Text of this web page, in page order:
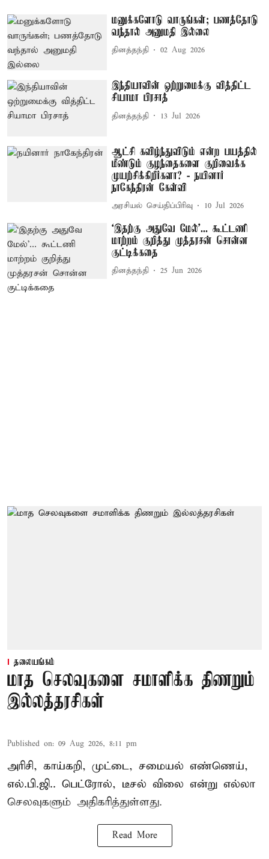
மனுக்களோடு வாருங்கள்; பணத்தோடு
வந்தால் அனுமதி இல்லை
தினத்தந்தி 02 Aug 2026
இந்தியாவின் ஒற்றுமைக்கு வித்திட்ட
சியாமா பிரசாத்
தினத்தந்தி 13 Jul 2026
ஆட்சி கவிழ்ந்துவிடும் என்ற பயத்தில்
மீண்டும் குழந்தைகளை குறிவைக்க
முயற்சிக்கிறீர்களா? - நயினார்
நாகேந்திரன் கேள்வி
அரசியல் செய்திப்பிரிவு 10 Jul 2026
‘இதற்கு அதுவே மேல்’... கூட்டணி
மாற்றம் குறித்து முத்தரசன் சொன்ன
குட்டிக்கதை
தினத்தந்தி 25 Jun 2026
தலையங்கம்
மாத செலவுகளை சமாளிக்க திணறும்
இல்லத்தரசிகள்
Published on: 09 Aug 2026, 8:11 pm
அரிசி, காய்கறி, முட்டை, சமையல் எண்ணெய்,
எல்.பி.ஜி.. பெட்ரோல், டீசல் விலை என்று எல்லா
செலவுகளும் அதிகரித்துள்ளது.
Read More